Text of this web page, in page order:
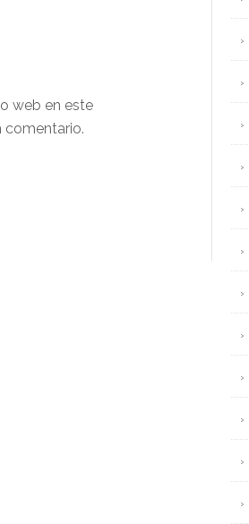
web en este
comentario.